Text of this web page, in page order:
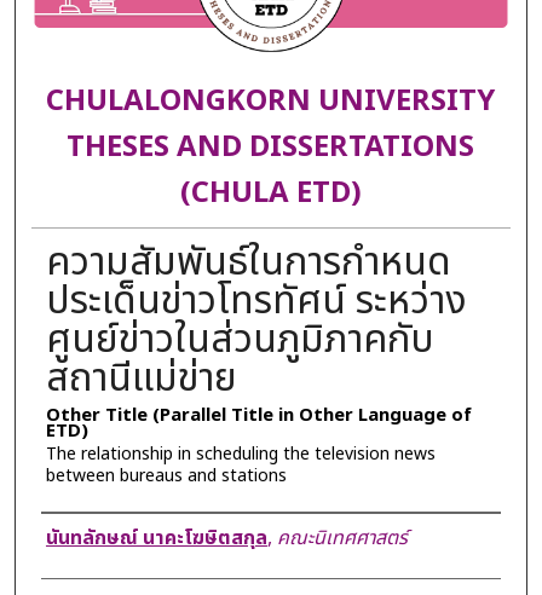
CHULALONGKORN UNIVERSITY
THESES AND DISSERTATIONS
(CHULA ETD)
ความสัมพันธ์ในการกำหนด
ประเด็นข่าวโทรทัศน์ ระหว่าง
ศูนย์ข่าวในส่วนภูมิภาคกับ
สถานีแม่ข่าย
Other Title (Parallel Title in Other Language of
ETD)
The relationship in scheduling the television news
between bureaus and stations
Author
นันทลักษณ์ นาคะโฆษิตสกุล, คณะนิเทศศาสตร์